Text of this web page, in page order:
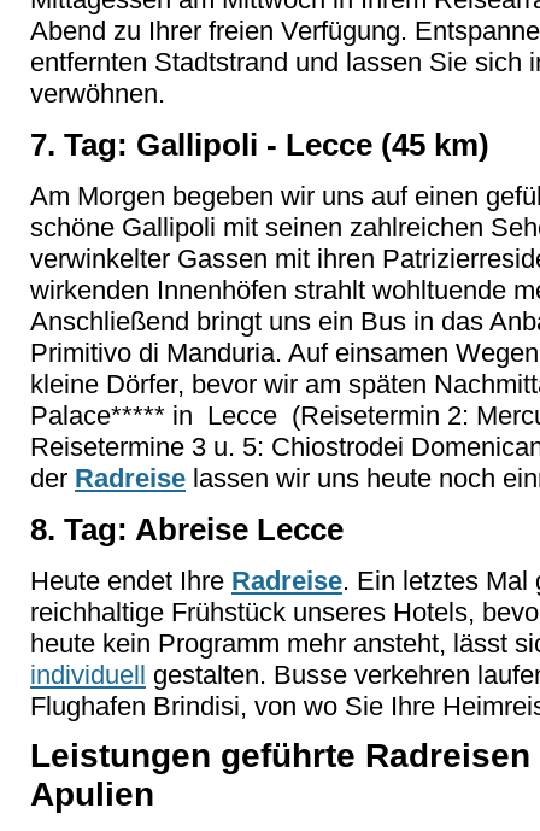
Abend zu Ihrer freien Verfügung.
entfernten Stadtstrand und lassen Sie sich
verwöhnen.
7. Tag: Gallipoli - Lecce (45 km)
Am Morgen begeben wir uns auf einen
schöne Gallipoli mit seinen zahlreichen
verwinkelter Gassen mit ihren
wirkenden Innenhöfen strahlt wohltuende
Anschließend bringt uns ein Bus in das
Primitivo di Manduria. Auf einsamen
kleine Dörfer, bevor wir am späten
Palace***** in Lecce (Reisetermin 2:
Reisetermine 3 u. 5: Chiostrodei
der Radreise lassen wir uns heute noch
8. Tag: Abreise Lecce
Heute endet Ihre Radreise. Ein letztes Mal
reichhaltige Frühstück unseres Hotels,
heute kein Programm mehr ansteht, lässt
individuell
gestalten. Busse verkehren
Flughafen Brindisi, von wo Sie Ihre
Leistungen geführte
Apulien